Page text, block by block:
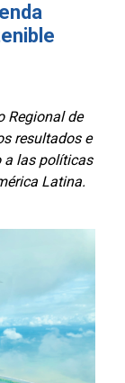
Regional de
resultados e
a las políticas
Latina.